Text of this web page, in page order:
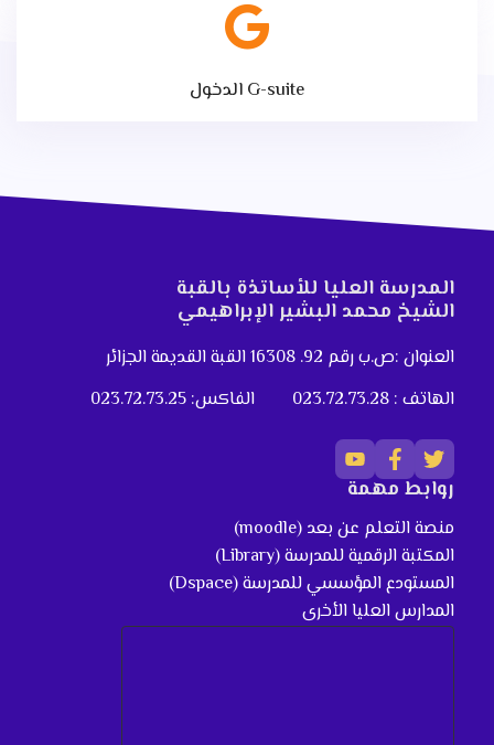
الدخول G-suite
المدرسة العليا للأساتذة بالقبة
الشيخ محمد البشير الإبراهيمي
العنوان :ص.ب رقم 92. 16308 القبة القديمة الجزائر
الهاتف : 023.72.73.28
الفاكس: 023.72.73.25
روابط مهمة
منصة التعلم عن بعد (moodle)
المكتبة الرقمية للمدرسة (Library)
المستودع المؤسسي للمدرسة (Dspace)
المدارس العليا الأخرى